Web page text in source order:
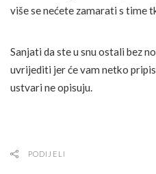
više se nećete zamarati s time
Sanjati da ste u snu ostali bez
uvrijediti jer će vam netko
ustvari ne opisuju.
PODIJELI